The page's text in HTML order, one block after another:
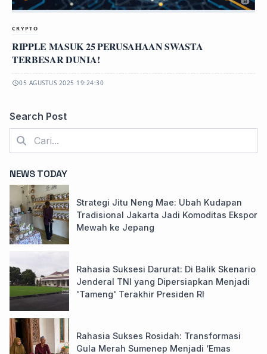
CRYPTO
RIPPLE MASUK 25 PERUSAHAAN SWASTA
TERBESAR DUNIA!
05 AGUSTUS 2025 19:24:30
Search Post
NEWS TODAY
Strategi Jitu Neng Mae: Ubah Kudapan
Tradisional Jakarta Jadi Komoditas Ekspor
Mewah ke Jepang
Rahasia Suksesi Darurat: Di Balik Skenario
Jenderal TNI yang Dipersiapkan Menjadi
'Tameng' Terakhir Presiden RI
Rahasia Sukses Rosidah: Transformasi
Gula Merah Sumenep Menjadi ‘Emas